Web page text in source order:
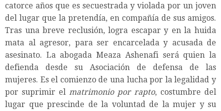
catorce años que es secuestrada y violada por un joven
del lugar que la pretendía, en compañía de sus amigos.
Tras una breve reclusión, logra escapar y en la huida
mata al agresor, para ser encarcelada y acusada de
asesinato. La abogada Meaza Ashenafi será quien la
defienda desde su Asociación de defensa de las
mujeres. Es el comienzo de una lucha por la legalidad y
por suprimir el matrimonio por rapto, costumbre del
lugar que prescinde de la voluntad de la mujer y su